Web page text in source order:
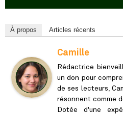
À propos Articles récents
Camille
Rédactrice
un don pour
de ses lecteurs,
résonnent comme
Dotée d'une